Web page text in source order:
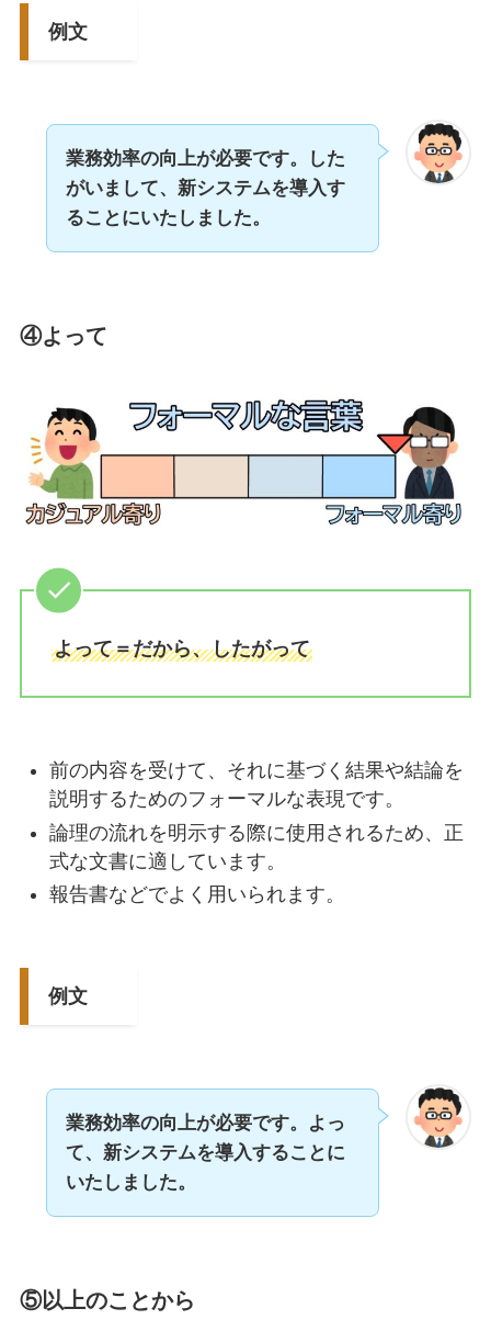
例文
業務効率の向上が必要です。した
がいまして、新システムを導入す
ることにいたしました。
④よって
よって＝だから、したがって
前の内容を受けて、それに基づく結果や結論を
説明するためのフォーマルな表現です。
論理の流れを明示する際に使用されるため、正
式な文書に適しています。
報告書などでよく用いられます。
例文
業務効率の向上が必要です。よっ
て、新システムを導入することに
いたしました。
⑤以上のことから